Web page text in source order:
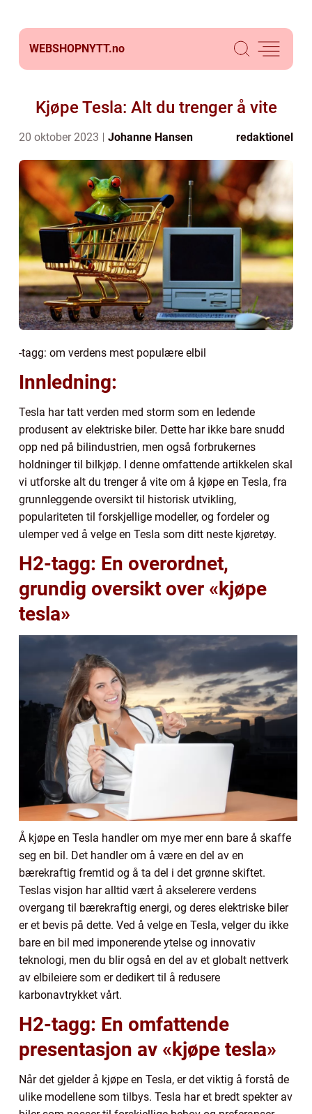
WEBSHOPNYTT.no
Kjøpe Tesla: Alt du trenger å vite
20 oktober 2023 Johanne Hansen redaktionel
-tagg: om verdens mest populære elbil
Innledning:
Tesla har tatt verden med storm som en ledende
produsent av elektriske biler. Dette har ikke bare snudd
opp ned på bilindustrien, men også forbrukernes
holdninger til bilkjøp. I denne omfattende artikkelen skal
vi utforske alt du trenger å vite om å kjøpe en Tesla, fra
grunnleggende oversikt til historisk utvikling,
populariteten til forskjellige modeller, og fordeler og
ulemper ved å velge en Tesla som ditt neste kjøretøy.
H2-tagg: En overordnet,
grundig oversikt over «kjøpe
tesla»
Å kjøpe en Tesla handler om mye mer enn bare å skaffe
seg en bil. Det handler om å være en del av en
bærekraftig fremtid og å ta del i det grønne skiftet.
Teslas visjon har alltid vært å akselerere verdens
overgang til bærekraftig energi, og deres elektriske biler
er et bevis på dette. Ved å velge en Tesla, velger du ikke
bare en bil med imponerende ytelse og innovativ
teknologi, men du blir også en del av et globalt nettverk
av elbileiere som er dedikert til å redusere
karbonavtrykket vårt.
H2-tagg: En omfattende
presentasjon av «kjøpe tesla»
Når det gjelder å kjøpe en Tesla, er det viktig å forstå de
ulike modellene som tilbys. Tesla har et bredt spekter av